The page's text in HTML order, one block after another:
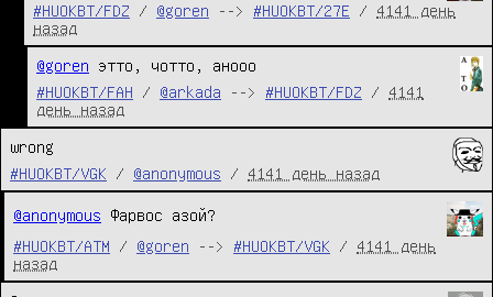
#HUOKBT/FDZ
/ @goren --> #HUOKBT/27E / 4141 день
назад
@goren этто, чотто, анооо
#HUOKBT/FAH
/ @arkada --> #HUOKBT/FDZ / 4141
день назад
wrong
#HUOKBT/VGK
/ @anonymous / 4141 день назад
@anonymous Фарвос азой?
#HUOKBT/ATM
/ @goren --> #HUOKBT/VGK / 4141 день
назад